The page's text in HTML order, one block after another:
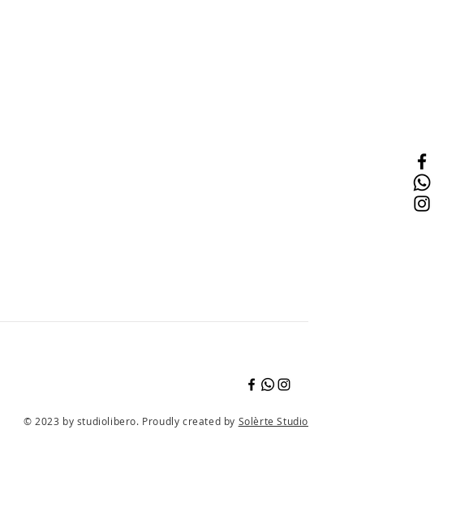
© 2023 by studiolibero. Proudly created by Solèrte Studio